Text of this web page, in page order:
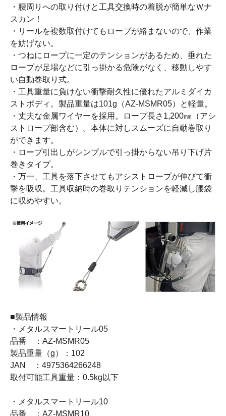
・腰周りへの取り付けと工具交換時の着脱が簡単なＷナ
スカン！
・リールを複数取付けてもロープが絡まないので、作業
を妨げない。
・つねにロープに一定のテンションがあるため、垂れた
ロープが足場などに引っ掛かる危険がなく、移動しやす
い自動巻取り式。
・工具重量に負けない衝撃耐久性に優れたアルミダイカ
ストボディ。製品重量は101g（AZ-MSMR05）と軽量。
・丈夫な金属ワイヤーを採用。ロープ長さ1,200㎜（アシ
ストロープ部含む）。本体に対しスムーズに自動巻取り
ができます。
・ロープ引出しがシンプルで引っ掛からない吊り下げ片
巻きタイプ。
・万一、工具を落下させてもアシストロープが伸びて衝
撃を吸収。工具収納時の巻取りテンションを軽減し腰袋
に収めやすい。
■製品情報
・メタルスマートリール05
品番 ：AZ-MSMR05
製品重量（g）：102
JAN ：4975364266248
取付可能工具重量：0.5kg以下
・メタルスマートリール10
品番 ：AZ-MSMR10